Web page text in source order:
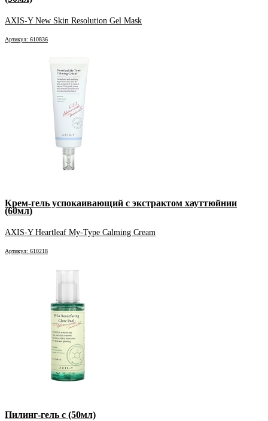
AXIS-Y New Skin Resolution Gel Mask
Артикул: 610836
Крем-гель успокаивающий с экстрактом хауттюйнии
(60мл)
AXIS-Y Heartleaf My-Type Calming Cream
Артикул: 610218
Пилинг-гель с (50мл)